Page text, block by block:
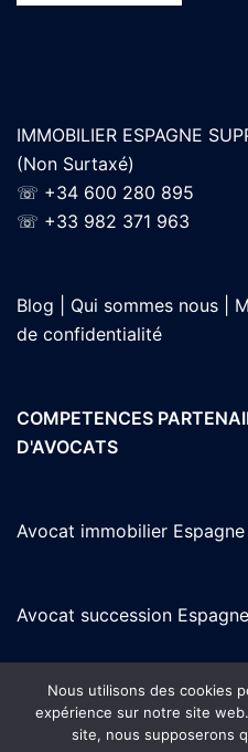
IMMOBILIER ESPAGNE
(Non Surtaxé)
☏ +34 600 280 895
☏ +33 982 371 963
Blog | Qui sommes nous |
de confidentialité
COMPETENCES
D'AVOCATS
Avocat immobilier Espagne
Avocat succession Espagne
Avocat en Espagne
Nous utilisons des cookies
expérience sur notre site
site, nous supposerons